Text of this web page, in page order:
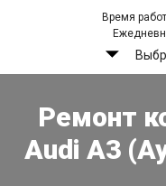
Время
Ремонт
Audi A3